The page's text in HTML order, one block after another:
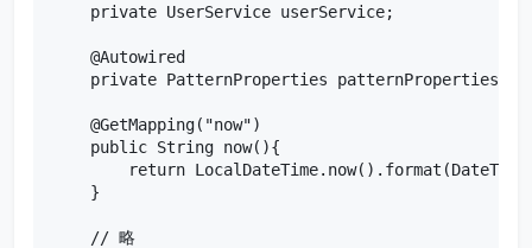
private UserService userService;
@Autowired
private PatternProperties patternProperties;
@GetMapping("now")
public String now(){
return
}
// 略